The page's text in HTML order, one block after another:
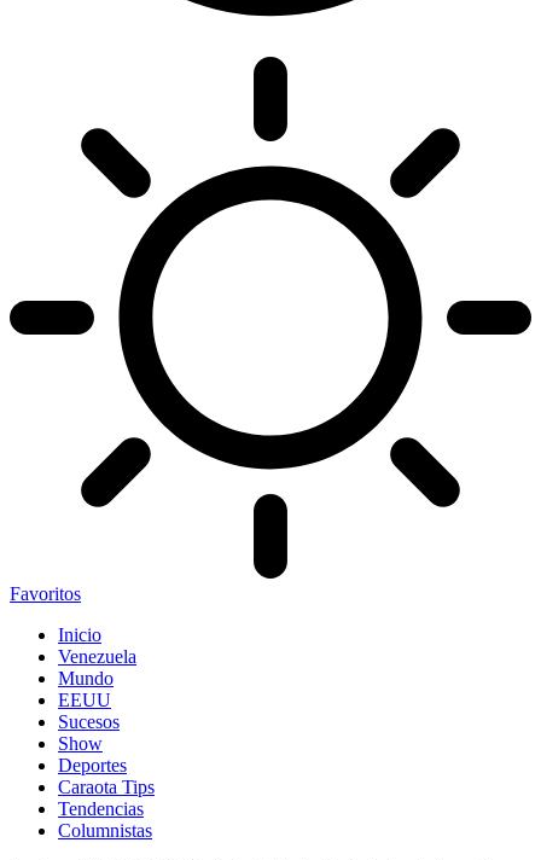
Favoritos
Inicio
Venezuela
Mundo
EEUU
Sucesos
Show
Deportes
Caraota Tips
Tendencias
Columnistas